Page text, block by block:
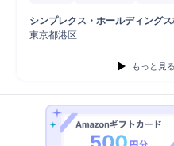
新規事業
分析
営業
シンプレクス・ホールディング
東京都港区
もっと見る